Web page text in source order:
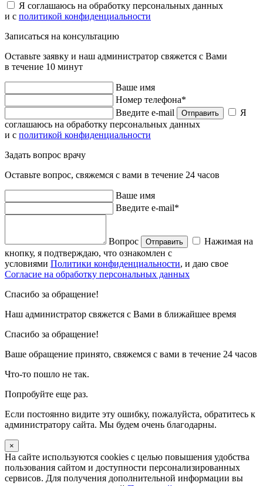
Я соглашаюсь на обработку персональных данных
и с политикой конфиденциальности
Записаться на консультацию
Оставьте заявку и наш администратор свяжется с Вами
в течение 10 минут
Ваше имя
Номер телефона*
Введите e-mail
Отправить
Я
соглашаюсь на обработку персональных данных
и с политикой конфиденциальности
Задать вопрос врачу
Оставьте вопрос, свяжемся с вами в течение 24 часов
Ваше имя
Введите e-mail*
Вопрос Отправить
Нажимая на
кнопку, я подтверждаю, что ознакомлен с
условиями Политики конфиденциальности, и даю свое
Согласие на обработку персональных данных
Спасибо за обращение!
Наш администратор свяжется с Вами в ближайшее время
Спасибо за обращение!
Ваше обращение принято, свяжемся с вами в течение 24 часов
Что-то пошло не так.
Попробуйте еще раз.
Если постоянно видите эту ошибку, пожалуйста, обратитесь к
администратору сайта. Мы будем очень благодарны.
×
На сайте используются cookies с целью повышения удобства
пользования сайтом и доступности персонализированных
сервисов. Для получения дополнительной информации вы